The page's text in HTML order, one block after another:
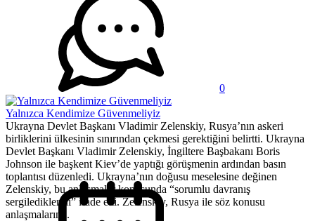
0
Yalnızca Kendimize Güvenmeliyiz
Ukrayna Devlet Başkanı Vladimir Zelenskiy, Rusya’nın askeri
birliklerini ülkesinin sınırından çekmesi gerektiğini belirtti. Ukrayna
Devlet Başkanı Vladimir Zelenskiy, İngiltere Başbakanı Boris
Johnson ile başkent Kiev’de yaptığı görüşmenin ardından basın
toplantısı düzenledi. Ukrayna’nın doğusu meselesine değinen
Zelenskiy, bu anlaşmalar konusunda “sorumlu davranış
sergilediklerini” ifade etti. Zelenskiy, Rusya ile söz konusu
anlaşmaların...